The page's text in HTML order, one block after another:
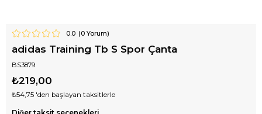
0.0 (0Yorum)
adidas Training Tb S Spor Çanta
BS3879
₺219,00
₺54,75 'den başlayan taksitlerle